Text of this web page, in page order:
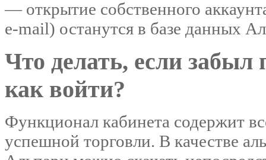
— открытие собственного
e-mail) останутся в базе данных
Что делать, если забыл
как войти?
Функционал кабинета содержит
успешной торговли. В качестве